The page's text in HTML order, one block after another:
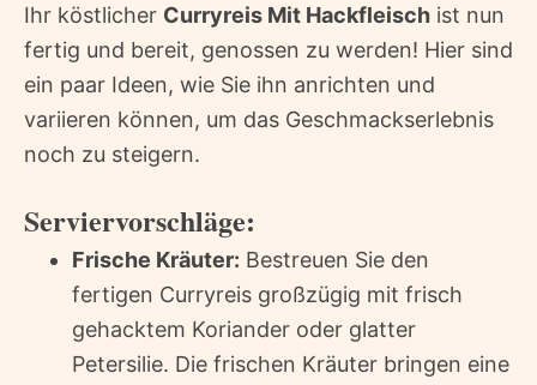
Ihr köstlicher Curryreis Mit Hackfleisch ist nun
fertig und bereit, genossen zu werden! Hier sind
ein paar Ideen, wie Sie ihn anrichten und
variieren können, um das Geschmackserlebnis
noch zu steigern.
Serviervorschläge:
Frische Kräuter: Bestreuen Sie den
fertigen Curryreis großzügig mit frisch
gehacktem Koriander oder glatter
Petersilie. Die frischen Kräuter bringen eine